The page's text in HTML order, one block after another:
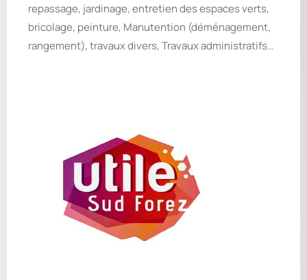
repassage, jardinage, entretien des espaces verts,
bricolage, peinture, Manutention (déménagement,
rangement), travaux divers, Travaux administratifs…